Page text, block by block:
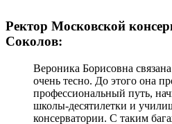
Ректор Московской
Соколов:
Вероника Борисовна
очень тесно. До этого она
профессиональный путь,
школы-десятилетки и
консерватории. С таким